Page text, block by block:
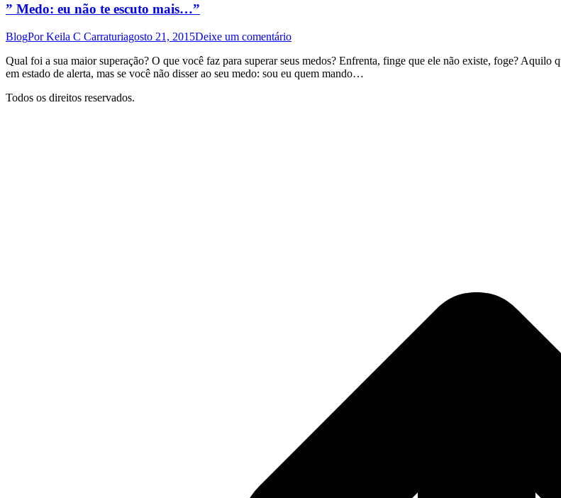
” Medo: eu não te escuto mais…”
BlogPorKeila C Carraturiagosto 21, 2015Deixe um comentário
Qual foi a sua maior superação? O que você faz para superar seus medos? Enfrenta, finge que ele não existe, foge?
em estado de alerta, mas se você não disser ao seu medo: sou eu quem mando…
Todos os direitos reservados.